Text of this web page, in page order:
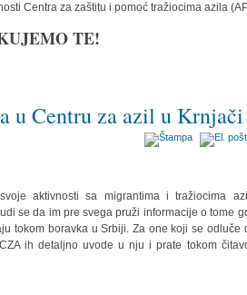
Centra za zaštitu i pomoć tražiocima azila
TE!
u Centru za azil u Krnjači
aktivnosti sa migrantima i tražiocima
se da im pre svega pruži informacije o tome
tokom boravka u Srbiji. Za one koji se odluče
ih detaljno uvode u nju i prate tokom